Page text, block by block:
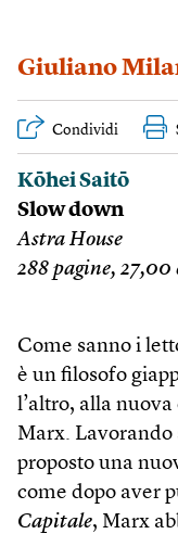
Giuliano
Condividi
Kōhei Saitō
Slow down
Astra House
288 pagine, 27,00
Come sanno i
è un filosofo
l’altro, alla
Marx. Lavorando
proposto una
come dopo aver
Capitale, Marx